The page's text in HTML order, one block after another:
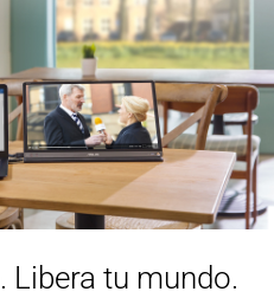
Libera tu mundo.